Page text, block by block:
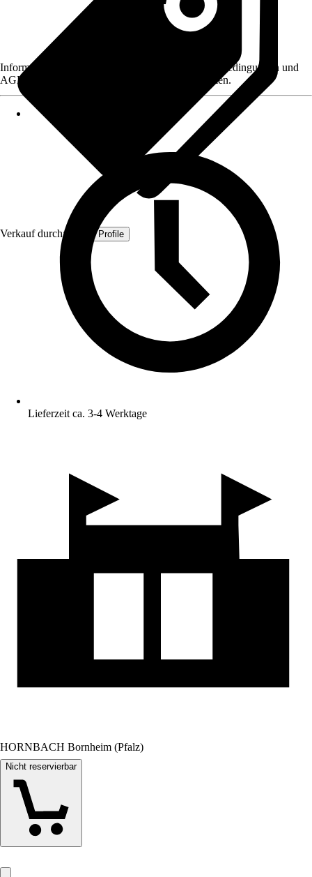
Verkauf durch: Quest Profile
Informationen des Verkäufers, wie z. B. Rückgabebedingungen und
AGB, finden Sie bei Klick auf den Verkäufernamen.
Lieferzeit ca. 3-4 Werktage
HORNBACH Bornheim (Pfalz)
Nicht reservierbar